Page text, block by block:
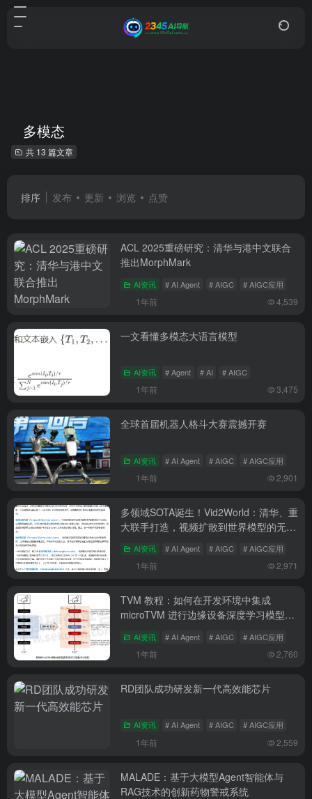
多模态
共 13 篇文章
排序 发布 更新 浏览 点赞
ACL 2025重磅研究：清华与港中文联合
推出MorphMark
AI资讯 # AI Agent # AIGC # AIGC应用
1年前 4,539
一文看懂多模态大语言模型
AI资讯 # Agent # AI # AIGC
1年前 3,475
全球首届机器人格斗大赛震撼开赛
AI资讯 # AI Agent # AIGC # AIGC应用
1年前 2,901
多领域SOTA诞生！Vid2World：清华、重
大联手打造，视频扩散到世界模型的无缝
AI资讯 # AI Agent # AIGC # AIGC应用
1年前 2,971
TVM 教程：如何在开发环境中集成
microTVM 进行边缘设备深度学习模型部
AI资讯 # AI Agent # AIGC # AIGC应用
1年前 2,760
RD团队成功研发新一代高效能芯片
AI资讯 # AI Agent # AIGC # AIGC应用
1年前 2,559
MALADE：基于大模型Agent智能体与
RAG技术的创新药物警戒系统